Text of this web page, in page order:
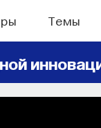
Темы